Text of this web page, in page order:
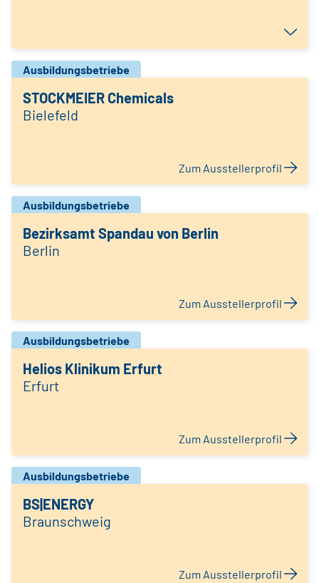
Ausbildungsbetriebe
STOCKMEIER Chemicals
Bielefeld
Zum Ausstellerprofil
Ausbildungsbetriebe
Bezirksamt Spandau von Berlin
Berlin
Zum Ausstellerprofil
Ausbildungsbetriebe
Helios Klinikum Erfurt
Erfurt
Zum Ausstellerprofil
Ausbildungsbetriebe
BS|ENERGY
Braunschweig
Zum Ausstellerprofil